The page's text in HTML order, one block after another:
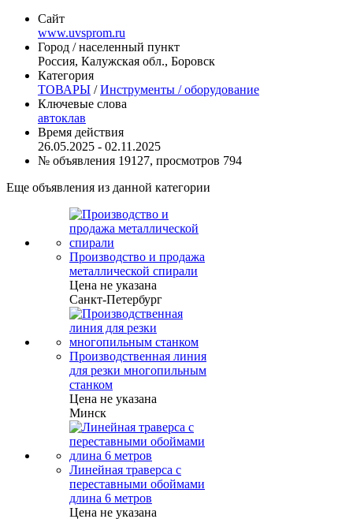
Сайт
www.uvsprom.ru
Город / населенный пункт
Россия, Калужская обл., Боровск
Категория
ТОВАРЫ /Инструменты / оборудование
Ключевые слова
автоклав
Время действия
26.05.2025 - 02.11.2025
№ объявления 19127, просмотров 794
Еще объявления из данной категории
Производство и продажа
металлической спирали
Цена не указана
Санкт-Петербург
Производственная линия
для резки многопильным
станком
Цена не указана
Минск
Линейная траверса с
переставными обоймами
длина 6 метров
Цена не указана